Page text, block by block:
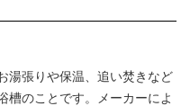
湯張りや保温、追い焚きなど
槽のことです。メーカーによ